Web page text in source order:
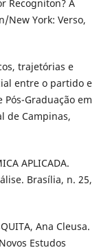
Recogniton? A
New York: Verso,
trajetórias e
entre o partido e
Graduação em
de Campinas,
APLICADA.
Brasília, n. 25,
Ana Cleusa.
Estudos